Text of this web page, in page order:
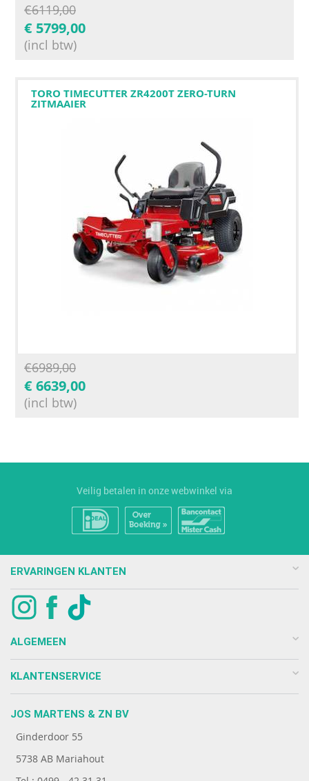
€6119,00
€ 5799,00
(incl btw)
TORO TIMECUTTER ZR4200T ZERO-TURN
ZITMAAIER
€6989,00
€ 6639,00
(incl btw)
Veilig betalen in onze webwinkel via
ERVARINGEN KLANTEN
ALGEMEEN
KLANTENSERVICE
JOS MARTENS & ZN BV
Ginderdoor 55
5738 AB Mariahout